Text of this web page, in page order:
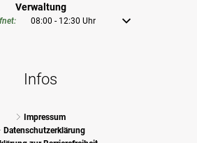
Verwaltung
Öffnungs- oder Schließzeiten auszublenden
08:00 - 12:30 Uhr Von 08:00 bis 12:30
Infos
Impressum
Datenschutzerklärung